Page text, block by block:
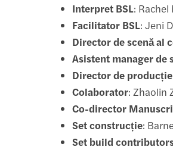
Interpret BSL: Rachel
Facilitator BSL: Jeni
Director de scenă al
Asistent manager de
Director de producție
Colaborator: Zhaolin
Co-director
Set construcție:
Set build